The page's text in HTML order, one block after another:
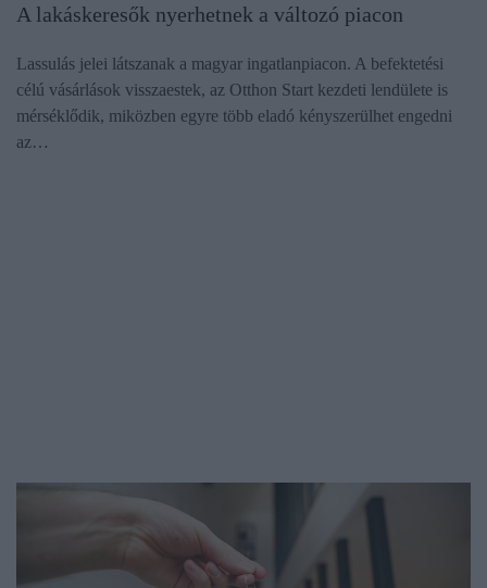
A lakáskeresők nyerhetnek a változó piacon
Lassulás jelei látszanak a magyar ingatlanpiacon. A befektetési
célú vásárlások visszaestek, az Otthon Start kezdeti lendülete is
mérséklődik, miközben egyre több eladó kényszerülhet engedni
az…